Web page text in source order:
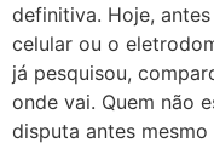
definitiva. Hoje,
celular ou o
já pesquisou,
onde vai. Quem não
disputa antes